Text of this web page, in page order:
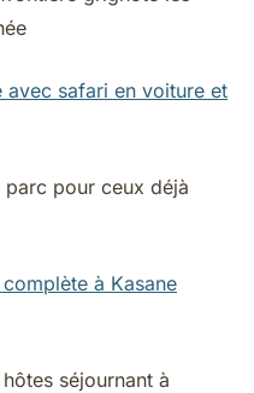
avec safari en voiture et
pour ceux déjà
à Kasane
séjournant à